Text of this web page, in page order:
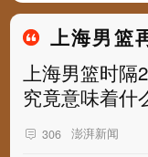
上海男篮
上海男篮时隔
究竟意味着什
306 澎湃新闻